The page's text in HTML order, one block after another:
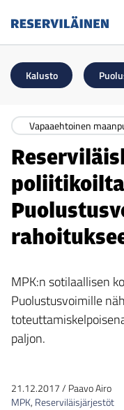
Kalusto
Vapaaehtoinen
MPK:n sotilaallisen
Puolustusvoimille
paljon.
21.12.2017/ Paavo Airo
MPK, Reserviläisjärjestöt